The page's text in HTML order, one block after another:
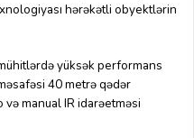
hərəkətli obyektlərin
yüksək performans
40 metrə qədər
və manual IR idarəetməsi